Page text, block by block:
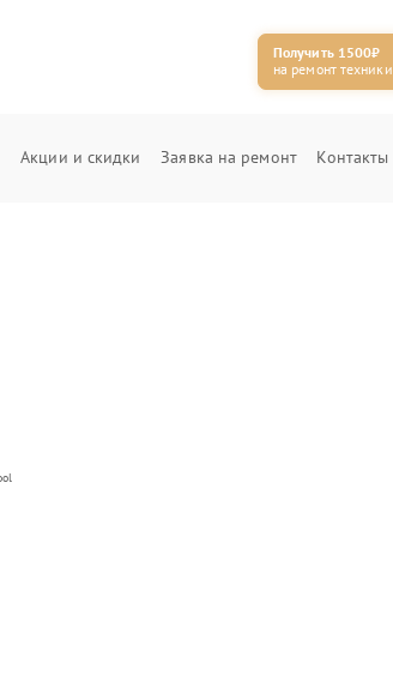
Получить 1500₽
на ремонт техники
Акции и скидки Заявка на ремонт Контакты